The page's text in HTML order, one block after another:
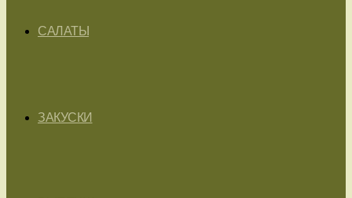
САЛАТЫ
ЗАКУСКИ